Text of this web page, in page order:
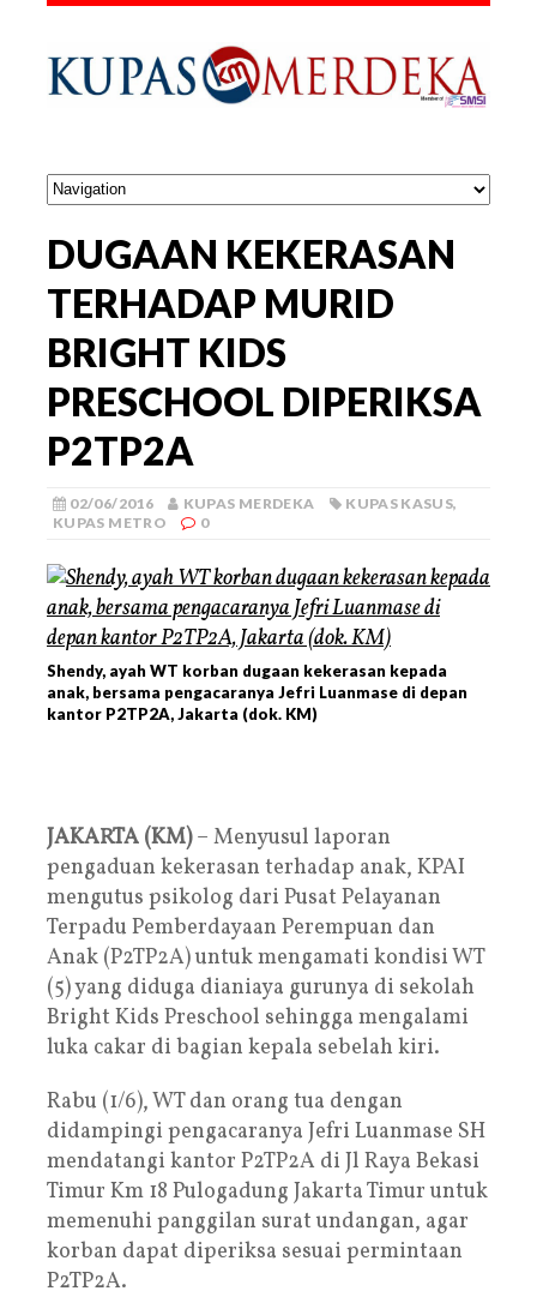
DUGAAN KEKERASAN
TERHADAP MURID
BRIGHT KIDS
PRESCHOOL DIPERIKSA
P2TP2A
02/06/2016 KUPAS MERDEKA KUPAS KASUS,
KUPAS METRO
0
Shendy, ayah WT korban dugaan kekerasan kepada
anak, bersama pengacaranya Jefri Luanmase di depan
kantor P2TP2A, Jakarta (dok. KM)
JAKARTA (KM)– Menyusul laporan
pengaduan kekerasan terhadap anak, KPAI
mengutus psikolog dari Pusat Pelayanan
Terpadu Pemberdayaan Perempuan dan
Anak (P2TP2A) untuk mengamati kondisi WT
(5) yang diduga dianiaya gurunya di sekolah
Bright Kids Preschool sehingga mengalami
luka cakar di bagian kepala sebelah kiri.
Rabu (1/6), WT dan orang tua dengan
didampingi pengacaranya Jefri Luanmase SH
mendatangi kantor P2TP2A di Jl Raya Bekasi
Timur Km 18 Pulogadung Jakarta Timur untuk
memenuhi panggilan surat undangan, agar
korban dapat diperiksa sesuai permintaan
P2TP2A.